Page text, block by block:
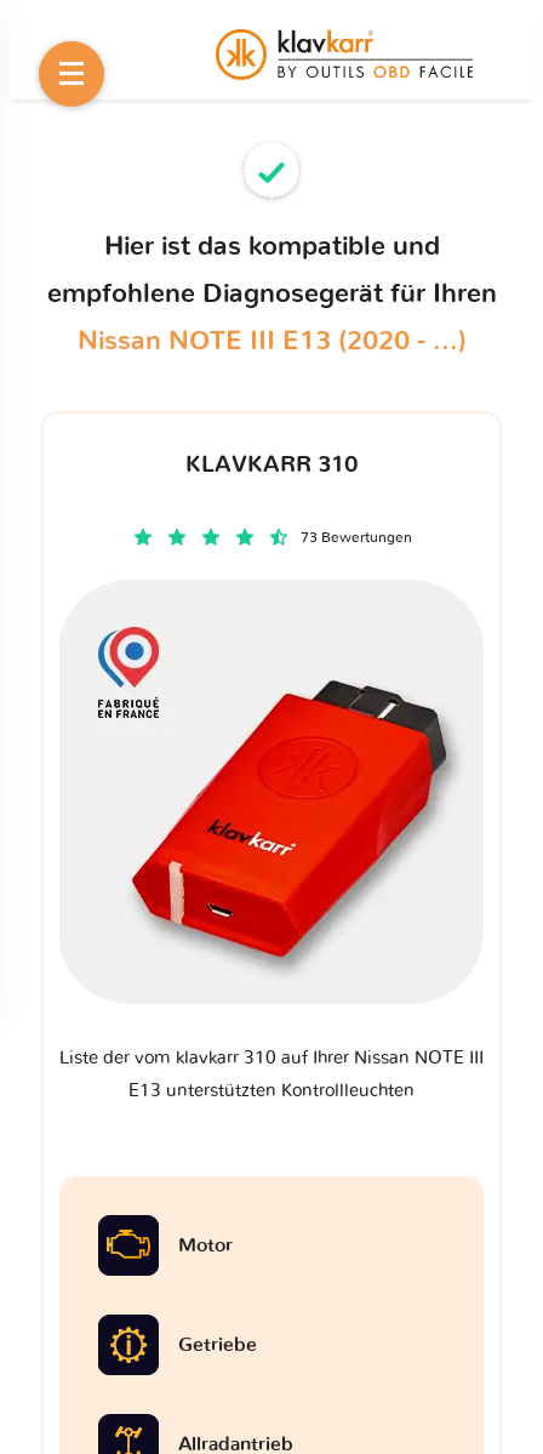
Hier ist das kompatible und
empfohlene Diagnosegerät für Ihren
Nissan NOTE III E13 (2020 - ...)
KLAVKARR 310
73 Bewertungen
Liste der vom klavkarr 310 auf Ihrer Nissan NOTE III
E13 unterstützten Kontrollleuchten
Motor
Getriebe
Allradantrieb